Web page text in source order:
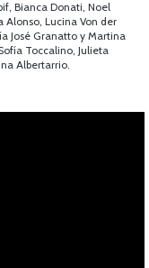
Bianca Donati, Noel
Alonso, Lucina Von der
José Granatto y Martina
Toccalino, Julieta
Albertarrio.